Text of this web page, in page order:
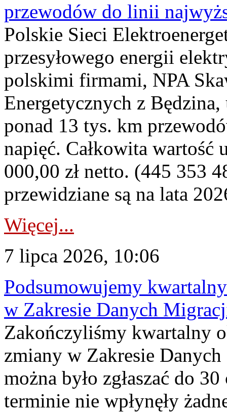
przewodów do linii
Polskie Sieci
przesyłowego energii
polskimi firmami, NPA
Energetycznych z
ponad 13 tys. km
napięć. Całkowita
000,00 zł netto. (445 353
przewidziane są na lata
Więcej...
7 lipca 2026, 10:06
Podsumowujemy
w Zakresie Danych
Zakończyliśmy kwartalny
zmiany w Zakresie
można było zgłaszać do
terminie nie wpłynęły